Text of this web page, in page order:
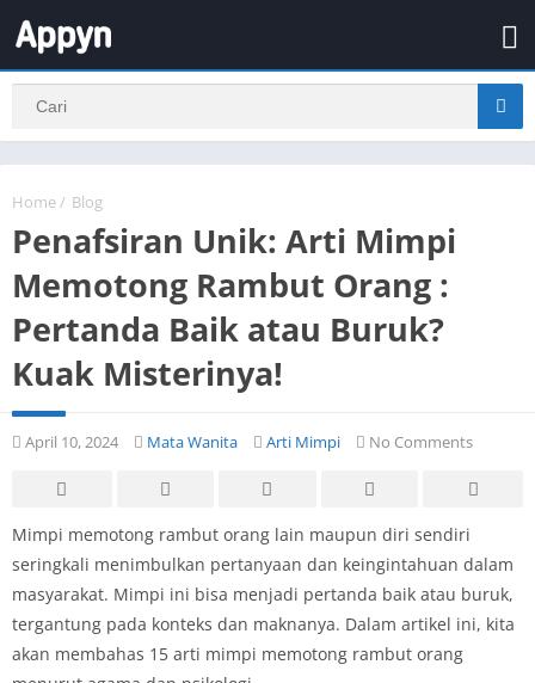
Home / Blog
Penafsiran Unik: Arti Mimpi
Memotong Rambut Orang :
Pertanda Baik atau Buruk?
Kuak Misterinya!
April 10, 2024 Mata Wanita Arti Mimpi No Comments
Mimpi memotong rambut orang lain maupun diri sendiri
seringkali menimbulkan pertanyaan dan keingintahuan dalam
masyarakat. Mimpi ini bisa menjadi pertanda baik atau buruk,
tergantung pada konteks dan maknanya. Dalam artikel ini, kita
akan membahas 15 arti mimpi memotong rambut orang